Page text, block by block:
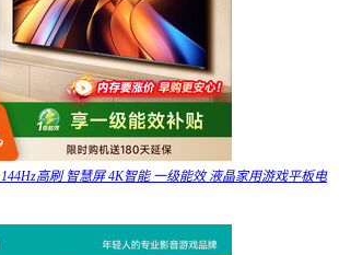
144Hz高刷 智慧屏 4K智能 一级能效 液晶家用游戏平板电